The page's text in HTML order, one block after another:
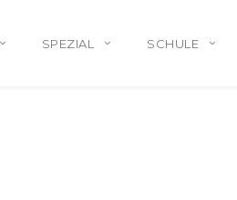
SPEZIAL SCHULE